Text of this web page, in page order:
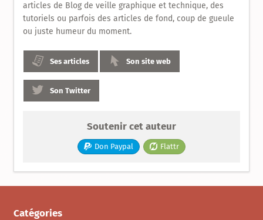
articles de Blog de veille graphique et technique, des
tutoriels ou parfois des articles de fond, coup de gueule
ou juste humeur du moment.
Ses articles Son site web
Son Twitter
Soutenir cet auteur
Don Paypal Flattr
Catégories